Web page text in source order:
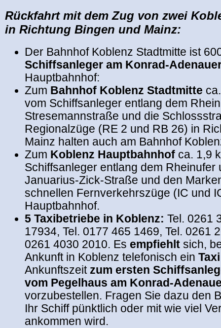
Rückfahrt mit dem Zug von zwei
in Richtung Bingen und Mainz:
Der Bahnhof Koblenz Stadtmitte ist
Schiffsanleger am Konrad-
Hauptbahnhof:
Zum Bahnhof Koblenz Stadtmitte
vom Schiffsanleger entlang dem
Stresemannstraße und die
Regionalzüge (RE 2 und RB 26) in
Mainz halten auch am Bahnhof
Zum Koblenz Hauptbahnhof ca. 1,9
Schiffsanleger entlang dem Rheinufer
Januarius-Zick-Straße und den
schnellen Fernverkehrszüge (IC und
Hauptbahnhof.
5 Taxibetriebe in Koblenz: Tel. 0261
17934, Tel. 0177 465 1469, Tel. 0261
0261 4030 2010. Es empfiehlt sich,
Ankunft in Koblenz telefonisch ein Taxi
Ankunftszeit zum ersten
vom Pegelhaus am Konrad-
vorzubestellen. Fragen Sie dazu den
Ihr Schiff pünktlich oder mit wie viel
ankommen wird.